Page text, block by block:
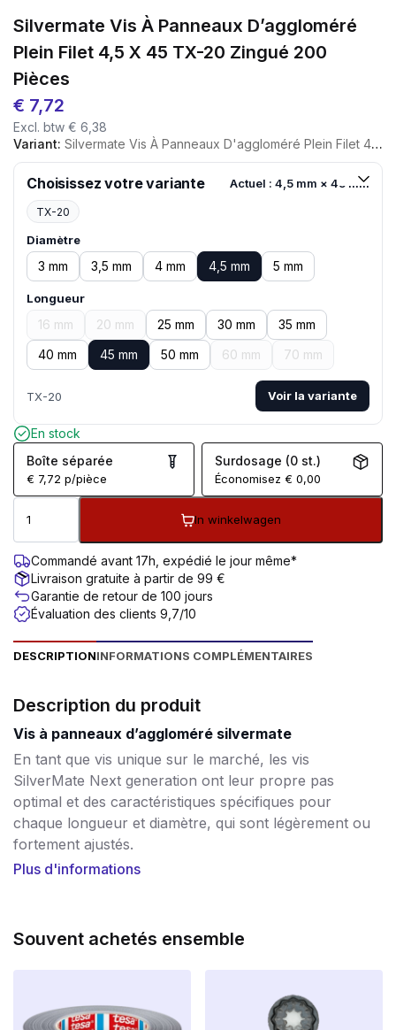
Silvermate Vis À Panneaux D’aggloméré
Plein Filet 4,5 X 45 TX-20 Zingué 200
Pièces
€ 7,72
Excl. btw € 6,38
Variant: Silvermate Vis À Panneaux D'aggloméré Plein Filet 4,5 X 45 TX-20 Zingué 200 Pièces
Choisissez votre variante Actuel : 4,5 mm × 45 mm
TX-20
Diamètre
3 mm 3,5 mm 4 mm 4,5 mm 5 mm
Longueur
16 mm 20 mm 25 mm 30 mm
35 mm
40 mm
45 mm 50 mm 60 mm 70 mm
TX-20 Voir la variante
En stock
Boîte séparée
€ 7,72 p/pièce
Surdosage (0 st.)
Économisez€ 0,00
In winkelwagen
Commandé avant 17h, expédié le jour même*
Livraison gratuite à partir de 99 €
Garantie de retour de 100 jours
Évaluation des clients 9,7/10
DESCRIPTIONINFORMATIONS COMPLÉMENTAIRES
Description du produit
Vis à panneaux d’aggloméré silvermate
En tant que vis unique sur le marché, les vis
SilverMate Next generation ont leur propre pas
optimal et des caractéristiques spécifiques pour
chaque longueur et diamètre, qui sont légèrement ou
fortement ajustés.
Les vis courtes, au contraire, ont un pas plus petit
plus grand, ce qui leur permet de se visser plus
gagner beaucoup de temps.
Plus d'informations
Souvent achetés ensemble